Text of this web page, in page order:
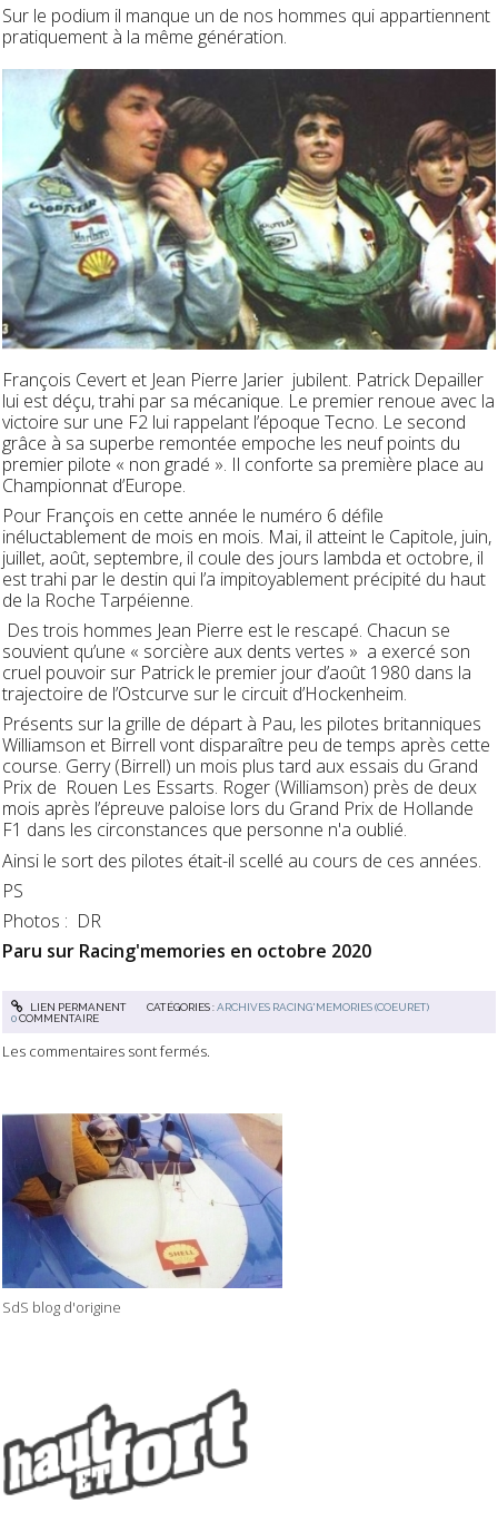
SdS blog d'origine
Sur le podium il manque un de nos hommes qui appartiennent
pratiquement à la même génération.
François Cevert et Jean Pierre Jarier jubilent. Patrick Depailler
lui est déçu, trahi par sa mécanique. Le premier renoue avec la
victoire sur une F2 lui rappelant l’époque Tecno. Le second
grâce à sa superbe remontée empoche les neuf points du
premier pilote « non gradé ». Il conforte sa première place au
Championnat d’Europe.
Pour François en cette année le numéro 6 défile
inéluctablement de mois en mois. Mai, il atteint le Capitole, juin,
juillet, août, septembre, il coule des jours lambda et octobre, il
est trahi par le destin qui l’a impitoyablement précipité du haut
de la Roche Tarpéienne.
Des trois hommes Jean Pierre est le rescapé. Chacun se
souvient qu’une « sorcière aux dents vertes » a exercé son
cruel pouvoir sur Patrick le premier jour d’août 1980 dans la
trajectoire de l’Ostcurve sur le circuit d’Hockenheim.
Présents sur la grille de départ à Pau, les pilotes britanniques
Williamson et Birrell vont disparaître peu de temps après cette
course. Gerry (Birrell) un mois plus tard aux essais du Grand
Prix de Rouen Les Essarts. Roger (Williamson) près de deux
mois après l’épreuve paloise lors du Grand Prix de Hollande
F1 dans les circonstances que personne n'a oublié.
Ainsi le sort des pilotes était-il scellé au cours de ces années.
PS
Photos : DR
Paru sur Racing'memories en octobre 2020
LIEN PERMANENT CATÉGORIES :ARCHIVES RACING'MEMORIES (COEURET)
0COMMENTAIRE
Les commentaires sont fermés.